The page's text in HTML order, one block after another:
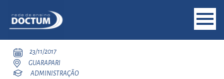
23/11/2017
GUARAPARI
ADMINISTRAÇÃO